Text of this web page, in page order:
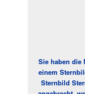
Sie haben die
einem
Sternbild